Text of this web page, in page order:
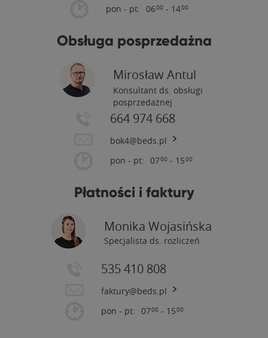
pon - pt: 0600 - 1400
Obsługa posprzedażna
Mirosław Antul
Konsultant ds. obsługi
posprzedażnej
664 974 668
bok4@beds.pl
pon - pt: 0700 - 1500
Płatności i faktury
Monika Wojasińska
Specjalista ds. rozliczeń
535 410 808
faktury@beds.pl
pon - pt: 0700 - 1500